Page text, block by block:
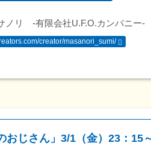
ノリ -有限会社U.F.O.カンパニー-
creator/masanori_sumi/
おじさん」3/1（金）23：15